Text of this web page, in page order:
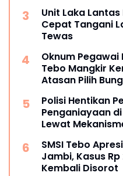
Unit Laka
Cepat Tangani
Tewas
Oknum Pegawai
Tebo Mangkir
Atasan Pilih
Polisi Hentikan
Penganiayaan
Lewat
SMSI Tebo
Jambi, Kasus Rp
Kembali Disorot